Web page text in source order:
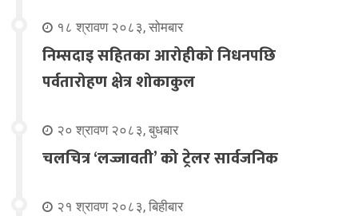
१८ श्रावण २०८३, सोमबार
निम्सदाइ सहितका आरोहीको निधनपछि
पर्वतारोहण क्षेत्र शोकाकुल
२० श्रावण २०८३, बुधबार
चलचित्र ‘लज्जावती’ को ट्रेलर सार्वजनिक
२१ श्रावण २०८३, बिहीबार